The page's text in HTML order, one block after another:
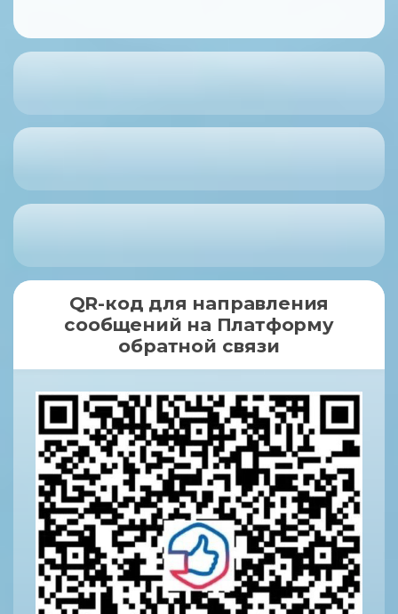
QR-код для направления
сообщений на Платформу
обратной связи